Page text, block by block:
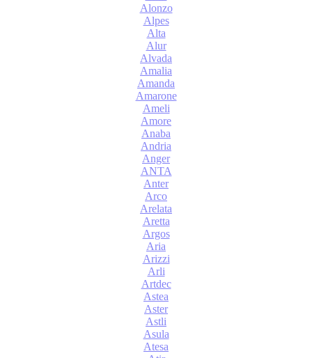
Alonzo
Alpes
Alta
Alur
Alvada
Amalia
Amanda
Amarone
Ameli
Amore
Anaba
Andria
Anger
ANTA
Anter
Arco
Arelata
Aretta
Argos
Aria
Arizzi
Arli
Artdec
Astea
Aster
Astli
Asula
Atesa